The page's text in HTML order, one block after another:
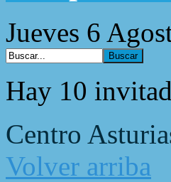
Jueves 6
Hay 10
Centro
Volver arriba